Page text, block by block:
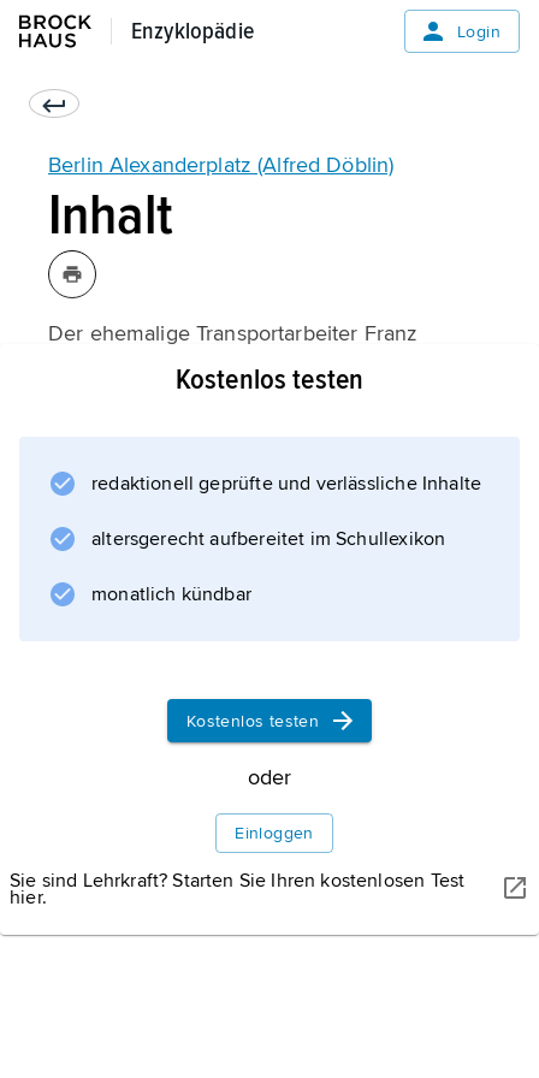
Enzyklopädie
Enzyklopädie Login
Berlin Alexanderplatz (Alfred Döblin)
Inhalt
Der ehemalige Transportarbeiter Franz
Biberkopf hat wegen der Ermordung seiner
zurecht, wird menschlich enttäuscht, gerät in
kriminelle Kreise und lässt sich auf ein
einer Verbrecherbande, ein.
Informationen zum Artikel
Kostenlos testen
redaktionell geprüfte und verlässliche Inhalte
altersgerecht aufbereitet im Schullexikon
monatlich kündbar
Kostenlos testen
oder
Einloggen
Sie sind Lehrkraft? Starten Sie Ihren kostenlosen Test
hier.